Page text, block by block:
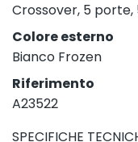
Crossover, 5 porte,
Colore esterno
Bianco Frozen
Riferimento
A23522
SPECIFICHE